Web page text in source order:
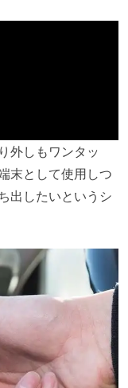
外しもワンタッ
末として使用しつ
出したいというシ